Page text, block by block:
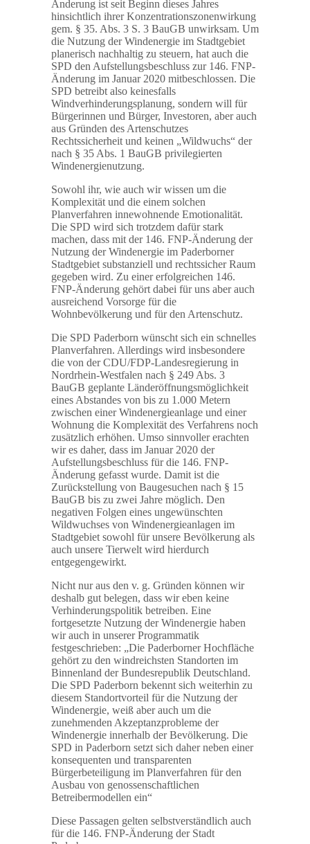
Änderung ist seit Beginn dieses Jahres
hinsichtlich ihrer Konzentrationszonenwirkung
gem. § 35. Abs. 3 S. 3 BauGB unwirksam. Um
die Nutzung der Windenergie im Stadtgebiet
planerisch nachhaltig zu steuern, hat auch die
SPD den Aufstellungsbeschluss zur 146. FNP-
Änderung im Januar 2020 mitbeschlossen. Die
SPD betreibt also keinesfalls
Windverhinderungsplanung, sondern will für
Bürgerinnen und Bürger, Investoren, aber auch
aus Gründen des Artenschutzes
Rechtssicherheit und keinen „Wildwuchs“ der
nach § 35 Abs. 1 BauGB privilegierten
Windenergienutzung.
Sowohl ihr, wie auch wir wissen um die
Komplexität und die einem solchen
Planverfahren innewohnende Emotionalität.
Die SPD wird sich trotzdem dafür stark
machen, dass mit der 146. FNP-Änderung der
Nutzung der Windenergie im Paderborner
Stadtgebiet substanziell und rechtssicher Raum
gegeben wird. Zu einer erfolgreichen 146.
FNP-Änderung gehört dabei für uns aber auch
ausreichend Vorsorge für die
Wohnbevölkerung und für den Artenschutz.
Die SPD Paderborn wünscht sich ein schnelles
Planverfahren. Allerdings wird insbesondere
die von der CDU/FDP-Landesregierung in
Nordrhein-Westfalen nach § 249 Abs. 3
BauGB geplante Länderöffnungsmöglichkeit
eines Abstandes von bis zu 1.000 Metern
zwischen einer Windenergieanlage und einer
Wohnung die Komplexität des Verfahrens noch
zusätzlich erhöhen. Umso sinnvoller erachten
wir es daher, dass im Januar 2020 der
Aufstellungsbeschluss für die 146. FNP-
Änderung gefasst wurde. Damit ist die
Zurückstellung von Baugesuchen nach § 15
BauGB bis zu zwei Jahre möglich. Den
negativen Folgen eines ungewünschten
Wildwuchses von Windenergieanlagen im
Stadtgebiet sowohl für unsere Bevölkerung als
auch unsere Tierwelt wird hierdurch
entgegengewirkt.
Nicht nur aus den v. g. Gründen können wir
deshalb gut belegen, dass wir eben keine
Verhinderungspolitik betreiben. Eine
fortgesetzte Nutzung der Windenergie haben
wir auch in unserer Programmatik
festgeschrieben: „Die Paderborner Hochfläche
gehört zu den windreichsten Standorten im
Binnenland der Bundesrepublik Deutschland.
Die SPD Paderborn bekennt sich weiterhin zu
diesem Standortvorteil für die Nutzung der
Windenergie, weiß aber auch um die
zunehmenden Akzeptanzprobleme der
Windenergie innerhalb der Bevölkerung. Die
SPD in Paderborn setzt sich daher neben einer
konsequenten und transparenten
Bürgerbeteiligung im Planverfahren für den
Ausbau von genossenschaftlichen
Betreibermodellen ein“
Diese Passagen gelten selbstverständlich auch
für die 146. FNP-Änderung der Stadt